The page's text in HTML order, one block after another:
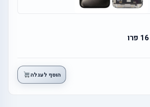
הוסף לעגלה